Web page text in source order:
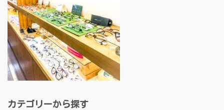
カテゴリーから探す